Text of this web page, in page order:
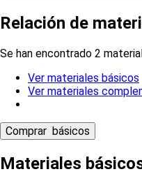
Relación de
Se han encontrado 2
Ver materiales básicos
Ver materiales
Materiales